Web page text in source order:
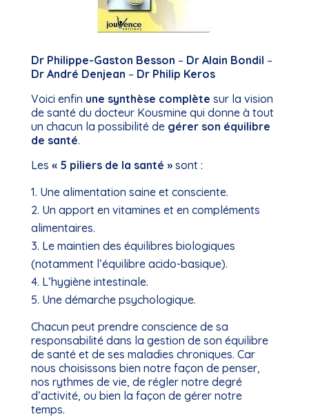
Dr Philippe-Gaston Besson – Dr Alain Bondil –
Dr André Denjean – Dr Philip Keros
Voici enfin une synthèse complète sur la vision
de santé du docteur Kousmine qui donne à tout
un chacun la possibilité de gérer son équilibre
de santé.
Les « 5 piliers de la santé »sont :
Une alimentation saine et consciente.
Un apport en vitamines et en compléments
alimentaires.
Le maintien des équilibres biologiques
(notamment l’équilibre acido-basique).
L’hygiène intestinale.
Une démarche psychologique.
Chacun peut prendre conscience de sa
responsabilité dans la gestion de son équilibre
de santé et de ses maladies chroniques. Car
nous choisissons bien notre façon de penser,
nos rythmes de vie, de régler notre degré
d’activité, ou bien la façon de gérer notre
temps.